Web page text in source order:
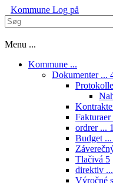
Kommune Log på
Menu ...
Kommune ...
Dokumenter ...
Fakturaer
ordrer ...
Budget ...
Tlačivá 5
direktiv ...
Výročné